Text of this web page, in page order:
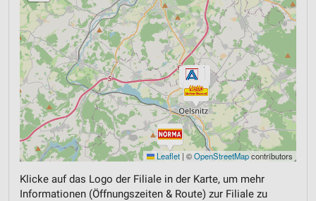
Leaflet | ©OpenStreetMapcontributors
Klicke auf das Logo der Filiale in der Karte, um mehr
Informationen (Öffnungszeiten & Route) zur Filiale zu